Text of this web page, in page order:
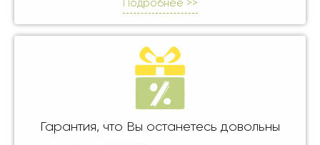
Подробнее >>
Гарантия, что Вы останетесь довольны